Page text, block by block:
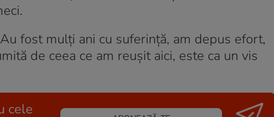
fost mulți ani cu suferință, am depus efort,
de ceea ce am reușit aici, este ca un vis
cele